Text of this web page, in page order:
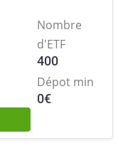
Nombre
d'ETF
400
Dépot min
0€